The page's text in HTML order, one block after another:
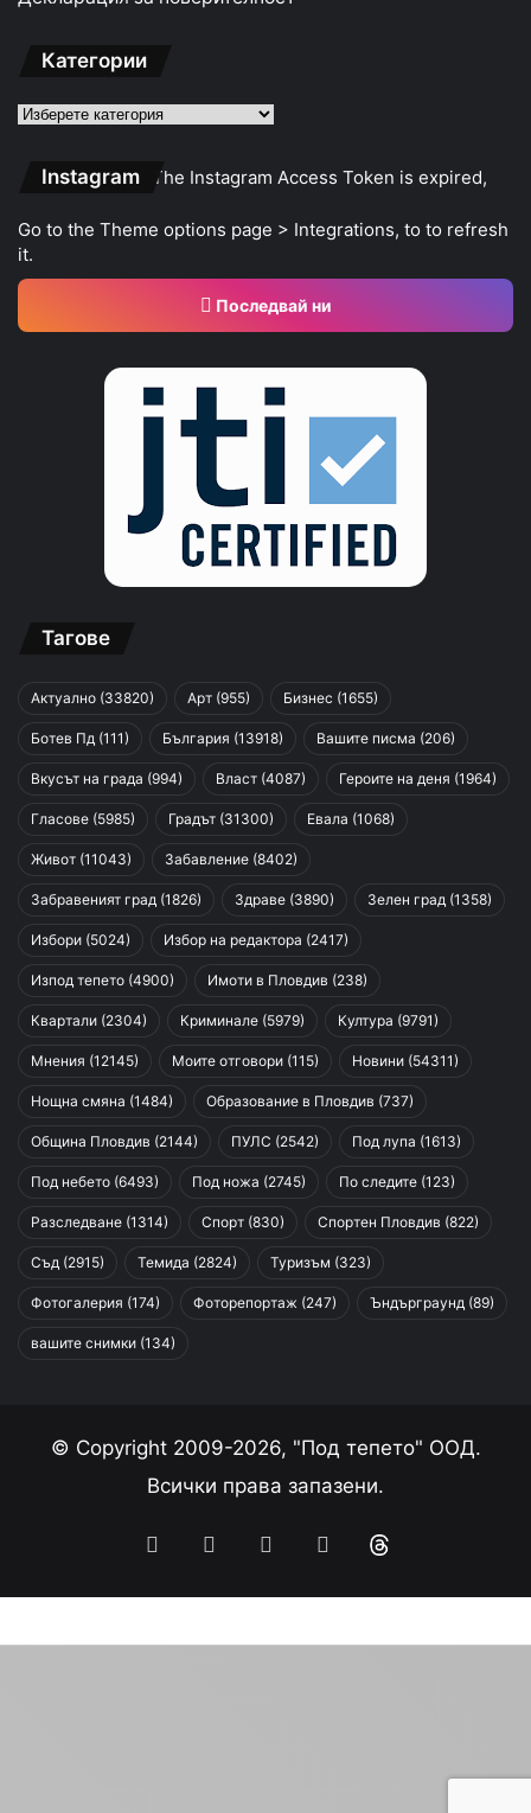
Категории
Категории
Instagram The Instagram Access Token is expired,
Go to the Theme options page > Integrations, to to refresh
it.
Последвай ни
Тагове
Актуално (33820) Арт (955) Бизнес (1655)
Ботев Пд (111) България (13918) Вашите писма (206)
Вкусът на града (994) Власт (4087) Героите на деня (1964)
Гласове (5985) Градът (31300) Евала (1068)
Живот (11043) Забавление (8402)
Забравеният град (1826) Здраве (3890) Зелен град (1358)
Избори (5024) Избор на редактора (2417)
Изпод тепето (4900) Имоти в Пловдив (238)
Квартали (2304) Криминале (5979) Култура (9791)
Мнения (12145) Моите отговори (115) Новини (54311)
Нощна смяна (1484) Образование в Пловдив (737)
Община Пловдив (2144) ПУЛС (2542) Под лупа (1613)
Под небето (6493) Под ножа (2745) По следите (123)
Разследване (1314) Спорт (830) Спортен Пловдив (822)
Съд (2915) Темида (2824) Туризъм (323)
Фотогалерия (174) Фоторепортаж (247) Ъндърграунд (89)
вашите снимки (134)
© Copyright 2009-2026, "Под тепето" ООД.
Всички права запазени.
FacebookYouTubeInstagram